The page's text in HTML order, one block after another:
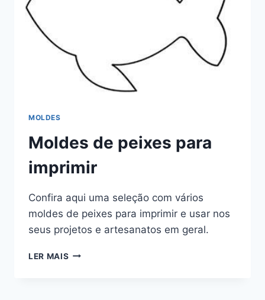
MOLDES
Moldes de peixes para
imprimir
Confira aqui uma seleção com vários
moldes de peixes para imprimir e usar nos
seus projetos e artesanatos em geral.
LER MAIS MOLDES